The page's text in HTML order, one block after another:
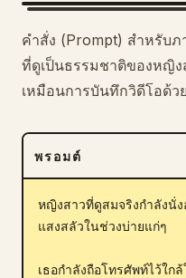
พรอมต์
ดาวน์โหลด
บล็อก
คำสั่ง (Prompt) สำหรับ
ที่ดูเป็นธรรมชาติของหญิง
เหมือนการบันทึกวิดีโอด้
พรอมต์
หญิงสาวที่ดูสมจริงกำลังนั่ง
แสงสลัวในช่วงบ่ายแก่ๆ
เธอกำลังถือโทรศัพท์ไว้ใ